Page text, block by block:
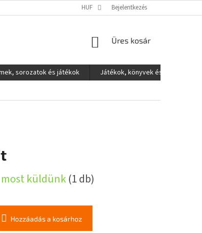
HUF Bejelentkezés
KOSÁR
Üres kosár
sorozatok és játékok
Játékok, könyvek és egyéb
küldünk(1 db)
Hozzáadás a kosárhoz